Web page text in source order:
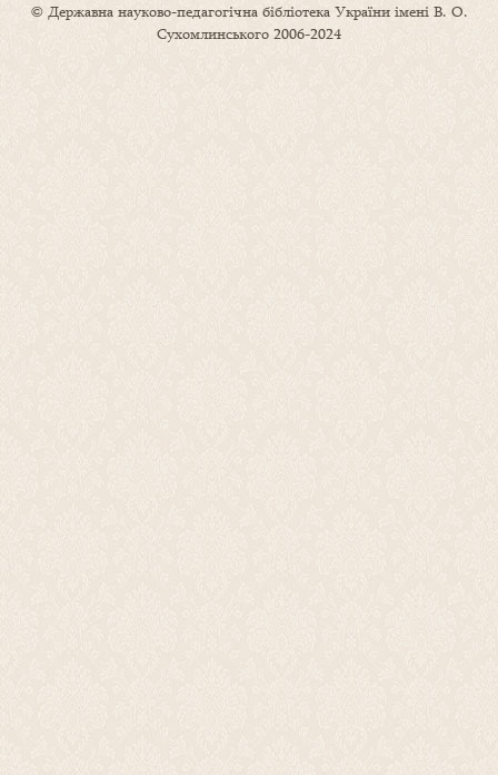
© Державна науково-педагогічна бібліотека України імені В. О.
Сухомлинського 2006-2024